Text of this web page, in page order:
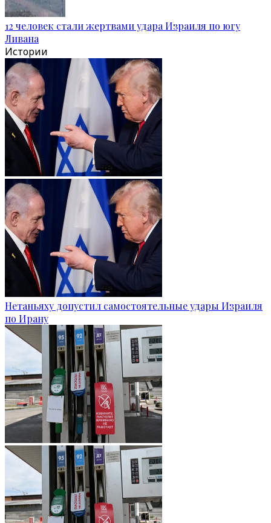
12 человек стали жертвами удара Израиля по югу
Ливана
Истории
Нетаньяху допустил самостоятельные удары Израиля
по Ирану